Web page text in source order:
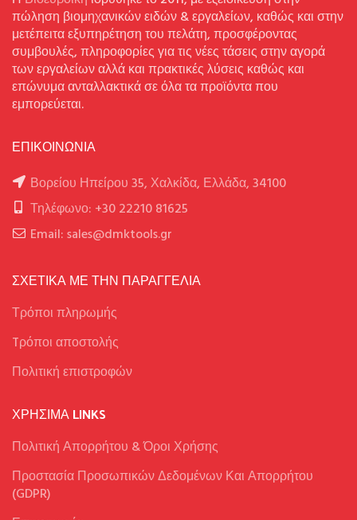
πώληση βιομηχανικών ειδών & εργαλείων, καθώς και στην
μετέπειτα εξυπηρέτηση του πελάτη, προσφέροντας
συμβουλές, πληροφορίες για τις νέες τάσεις στην αγορά
των εργαλείων αλλά και πρακτικές λύσεις καθώς και
επώνυμα ανταλλακτικά σε όλα τα προϊόντα που
εμπορεύεται.
ΕΠΙΚΟΙΝΩΝΙΑ
Βορείου Ηπείρου 35, Χαλκίδα, Ελλάδα, 34100
Τηλέφωνο: +30 22210 81625
Email: sales@dmktools.gr
ΣΧΕΤΙΚΑ ΜΕ ΤΗΝ ΠΑΡΑΓΓΕΛΙΑ
Τρόποι πληρωμής
Tρόποι αποστολής
Πολιτική επιστροφών
ΧΡΉΣΙΜΑ LINKS
Πολιτική Απορρήτου & Όροι Χρήσης
Προστασία Προσωπικών Δεδομένων Και Απορρήτου
(GDPR)